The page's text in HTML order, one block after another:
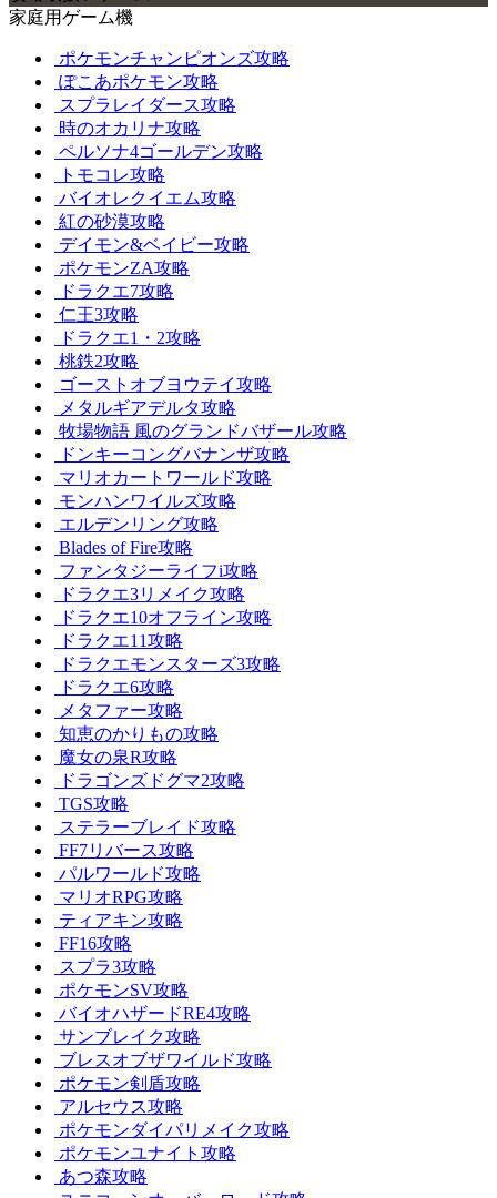
家庭用ゲーム機
ポケモンチャンピオンズ攻略
ぽこあポケモン攻略
スプラレイダース攻略
時のオカリナ攻略
ペルソナ4ゴールデン攻略
トモコレ攻略
バイオレクイエム攻略
紅の砂漠攻略
デイモン&ベイビー攻略
ポケモンZA攻略
ドラクエ7攻略
仁王3攻略
ドラクエ1・2攻略
桃鉄2攻略
ゴーストオブヨウテイ攻略
メタルギアデルタ攻略
牧場物語 風のグランドバザール攻略
ドンキーコングバナンザ攻略
マリオカートワールド攻略
モンハンワイルズ攻略
エルデンリング攻略
Blades of Fire攻略
ファンタジーライフi攻略
ドラクエ3リメイク攻略
ドラクエ10オフライン攻略
ドラクエ11攻略
ドラクエモンスターズ3攻略
ドラクエ6攻略
メタファー攻略
知恵のかりもの攻略
魔女の泉R攻略
ドラゴンズドグマ2攻略
TGS攻略
ステラーブレイド攻略
FF7リバース攻略
パルワールド攻略
マリオRPG攻略
ティアキン攻略
FF16攻略
スプラ3攻略
ポケモンSV攻略
バイオハザードRE4攻略
サンブレイク攻略
ブレスオブザワイルド攻略
ポケモン剣盾攻略
アルセウス攻略
ポケモンダイパリメイク攻略
ポケモンユナイト攻略
あつ森攻略